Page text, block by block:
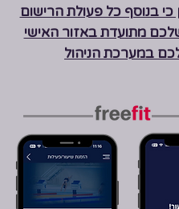
כי בנוסף כל פעולת הרישום
מתועדת באזור האישי
במערכת הניהול